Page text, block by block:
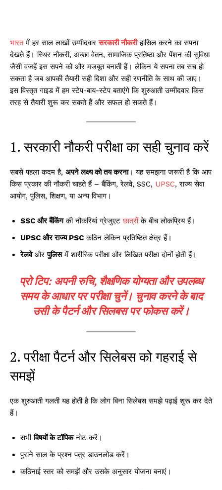
भारतमें हर साल लाखों उम्मीदवारसरकारी नौकरीहासिल करने का सपना
देखते हैं। स्थिर नौकरी, अच्छा वेतन, सामाजिक प्रतिष्ठा और पेंशन की सुविधा
जैसी वजहें इस सपने को और मजबूत बनाती हैं। लेकिन ये सपना तब सच हो
सकता है जब आपकी तैयारी सही दिशा और सही रणनीति के साथ की जाए।
इस विस्तृत गाइड में हम स्टेप-बाय-स्टेप बताएंगे कि शुरुआती उम्मीदवार किस
तरह से तैयारी शुरू कर सकते हैं और सफल हो सकते हैं।
1. सरकारी नौकरी परीक्षा का सही चुनाव करें
सबसे पहला कदम है, अपने लक्ष्य को तय करना। यह समझना जरूरी है कि आप
किस प्रकार की नौकरी चाहते हैं – बैंकिंग, रेलवे, SSC, UPSC, राज्य सेवा
आयोग, पुलिस, शिक्षण, या अन्य विभाग।
SSC और बैंकिंगकी नौकरियां ग्रेजुएटछात्रोंके बीच लोकप्रिय हैं।
UPSC और राज्य PSC कठिन लेकिन प्रतिष्ठित क्षेत्र हैं।
रेलवेऔरपुलिसमें शारीरिक परीक्षा और लिखित परीक्षा दोनों होती हैं।
प्रो टिप:अपनी रुचि, शैक्षणिक योग्यता और उपलब्ध
समय के आधार पर परीक्षा चुनें। चुनाव करने के बाद
उसी के पैटर्न और सिलबस पर फोकस करें।
2. परीक्षा पैटर्न और सिलेबस को गहराई से
समझें
एक शुरुआती गलती यह होती है कि लोग बिना सिलेबस समझे पढ़ाई शुरू कर देते
हैं।
सभीविषयों के टॉपिकनोट करें।
पुराने साल के प्रश्न पत्र डाउनलोड करें।
कठिनाई स्तर को समझें और उसके अनुसार योजना बनाएं।